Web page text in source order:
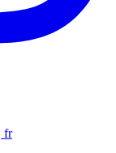
fr